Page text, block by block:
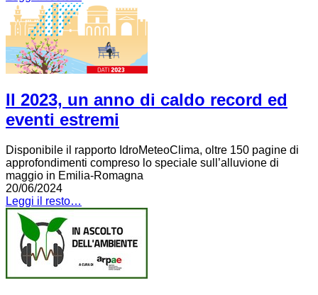
Il 2023, un anno di caldo record ed
eventi estremi
Disponibile il rapporto IdroMeteoClima, oltre 150 pagine di
approfondimenti compreso lo speciale sull’alluvione di
maggio in Emilia-Romagna
20/06/2024
Leggi il resto…